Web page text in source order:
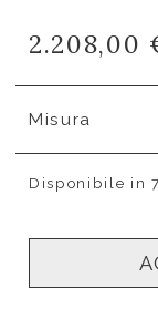
2.208,00
Misura
Disponibile in